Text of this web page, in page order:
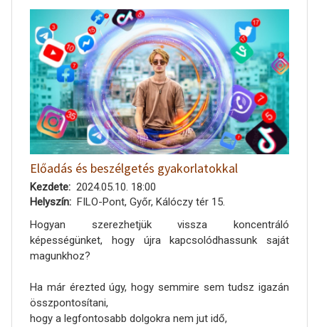
Előadás és beszélgetés gyakorlatokkal
Kezdete
2024.05.10. 18:00
Helyszín
FILO-Pont, Győr, Kálóczy tér 15.
Hogyan szerezhetjük vissza koncentráló
képességünket, hogy újra kapcsolódhassunk saját
magunkhoz?
Ha már érezted úgy, hogy semmire sem tudsz igazán
összpontosítani,
hogy a legfontosabb dolgokra nem jut idő,